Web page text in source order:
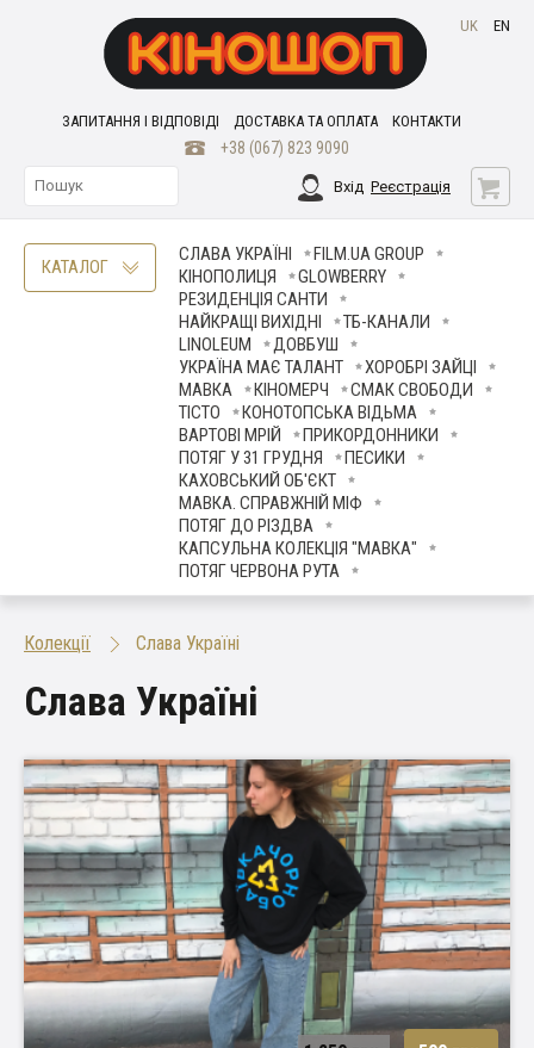
ЗАПИТАННЯ І ВІДПОВІДІ ДОСТАВКА ТА ОПЛАТА КОНТАКТИ
+38 (067) 823 9090
UK EN
Вхід Реєстрація
КАТАЛОГ
СЛАВА УКРАЇНІ
FILM.UA GROUP
КІНОПОЛИЦЯ
GLOWBERRY
РЕЗИДЕНЦІЯ САНТИ
НАЙКРАЩІ ВИХІДНІ
ТБ-КАНАЛИ
LINOLEUM
ДОВБУШ
УКРАЇНА МАЄ ТАЛАНТ
ХОРОБРІ ЗАЙЦІ
МАВКА
КІНОМЕРЧ
СМАК СВОБОДИ
ТІСТО
КОНОТОПСЬКА ВІДЬМА
ВАРТОВІ МРІЙ
ПРИКОРДОННИКИ
ПОТЯГ У 31 ГРУДНЯ
ПЕСИКИ
КАХОВСЬКИЙ ОБ'ЄКТ
МАВКА. СПРАВЖНІЙ МІФ
ПОТЯГ ДО РІЗДВА
КАПСУЛЬНА КОЛЕКЦІЯ "МАВКА"
ПОТЯГ ЧЕРВОНА РУТА
Колекції Слава Україні
Слава Україні